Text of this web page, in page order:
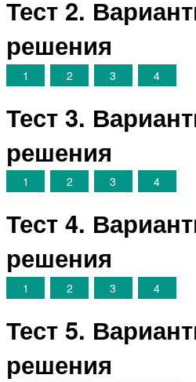
Тест 2.
решения
1 2 3 4
Тест 3.
решения
1 2 3 4
Тест 4.
решения
1 2 3 4
Тест 5.
решения